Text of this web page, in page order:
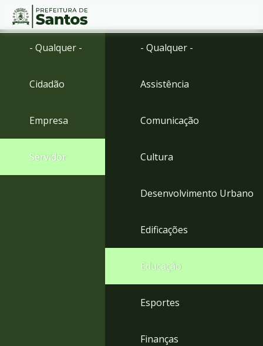
Ir
menu
para
Conteúdo
- Qualquer -
Cidadão
Empresa
Servidor
- Qualquer -
Assistência
Comunicação
Cultura
Desenvolvimento Urbano
Edificações
Educação
Esportes
Finanças